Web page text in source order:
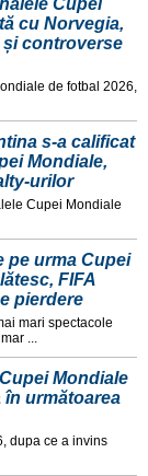
Cupei
cu Norvegia,
controverse
de fotbal 2026,
s-a calificat
Mondiale,
urilor
Cupei Mondiale
pe urma Cupei
FIFA
pierdere
mari spectacole
...
Mondiale
în următoarea
dupa ce a invins